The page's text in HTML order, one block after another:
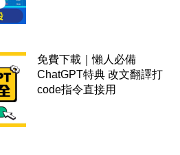
免費下載｜懶人必備
ChatGPT特典 改文翻譯打
code指令直接用